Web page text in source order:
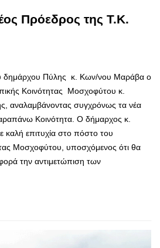
Πρόεδρος της Τ.Κ.
δημάρχου Πύλης κ. Κων/νου Μαράβα ο
Κοινότητας Μοσχοφύτου κ.
αναλαμβάνοντας συγχρόνως τα νέα
Κοινότητα. Ο δήμαρχος κ.
επιτυχία στο πόστο του
Μοσχοφύτου, υποσχόμενος ότι θα
την αντιμετώπιση των